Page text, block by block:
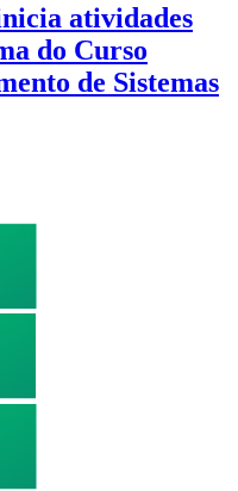
atividades
do Curso
de Sistemas